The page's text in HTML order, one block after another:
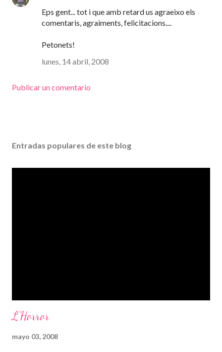
Eps gent... tot i que amb retard us agraeixo els
comentaris, agraiments, felicitacions....
Petonets!
lunes, 14 abril, 2008
Publicar un comentario
Entradas populares de este blog
L'Horror
mayo 03, 2008